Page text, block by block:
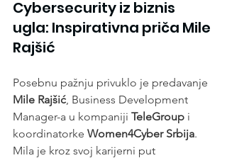
Cybersecurity iz biznis
ugla: Inspirativna priča Mile
Rajšić
Posebnu pažnju privuklo je predavanje
Mile Rajšić, Business Development
Manager-a u kompaniji TeleGroup i
koordinatorke Women4Cyber Srbija.
Mila je kroz svoj karijerni put